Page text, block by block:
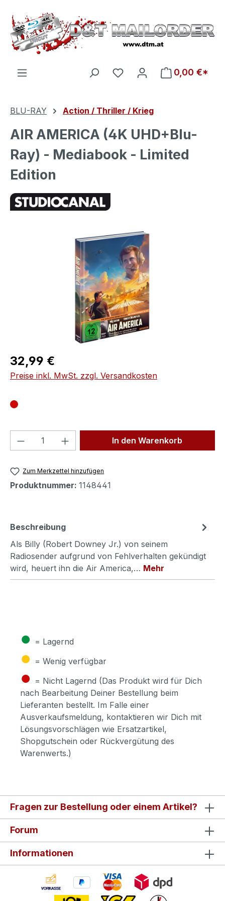
Zum Hauptinhalt springen
Du hast 0 Produkte auf
0,00 €*
BLU-RAY Action / Thriller / Krieg
AIR AMERICA (4K UHD+Blu-
Ray) - Mediabook - Limited
Edition
Bildergalerie überspringen
Regulärer Preis:
32,99 €
Preise inkl. MwSt. zzgl. Versandkosten
Produkt Anzahl: Gib denIn den Warenkorb
Zum Merkzettel hinzufügen
Produktnummer: 1148441
Beschreibung
Als Billy (Robert Downey Jr.) von seinem
Radiosender aufgrund von Fehlverhalten gekündigt
wird, heuert ihn die Air America,… Mehr
● = Lagernd
● = Wenig verfügbar
● = Nicht Lagernd (Das Produkt wird für Dich
nach Bearbeitung Deiner Bestellung beim
Lieferanten bestellt. Im Falle einer
Ausverkaufsmeldung, kontaktieren wir Dich mit
Lösungsvorschlägen wie Ersatzartikel,
Shopgutschein oder Rückvergütung des
Warenwerts.)
Fragen zur Bestellung oder einem Artikel?
Forum
Informationen